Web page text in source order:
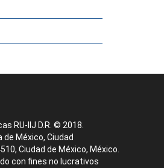
RU-IIJ D.R. © 2018.
México, Ciudad
Ciudad de México, México.
con fines no lucrativos